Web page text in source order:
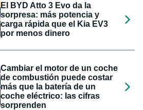
El BYD Atto 3 Evo da la
sorpresa: más potencia y
carga rápida que el Kia EV3
por menos dinero
Cambiar el motor de un coche
de combustión puede costar
más que la batería de un
coche eléctrico: las cifras
sorprenden